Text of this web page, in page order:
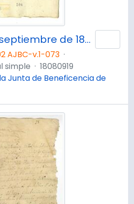
Acta del 19 de septiembre de 1808.
AJBC-v.1-073 ·
simple · 18080919
Junta de Beneficencia de